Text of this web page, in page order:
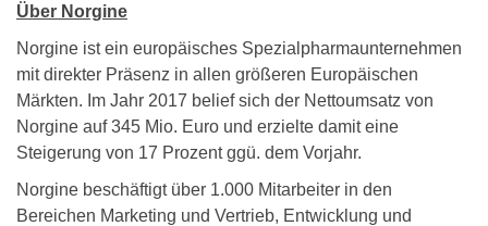
Über Norgine
Norgine ist ein europäisches Spezialpharmaunternehmen
mit direkter Präsenz in allen größeren Europäischen
Märkten. Im Jahr 2017 belief sich der Nettoumsatz von
Norgine auf 345 Mio. Euro und erzielte damit eine
Steigerung von 17 Prozent ggü. dem Vorjahr.
Norgine beschäftigt über 1.000 Mitarbeiter in den
Bereichen Marketing und Vertrieb, Entwicklung und